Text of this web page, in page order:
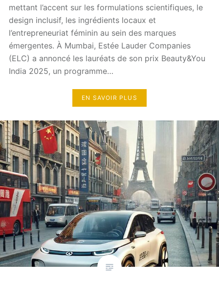
mettant l’accent sur les formulations scientifiques, le
design inclusif, les ingrédients locaux et
l’entrepreneuriat féminin au sein des marques
émergentes. À Mumbai, Estée Lauder Companies
(ELC) a annoncé les lauréats de son prix Beauty&You
India 2025, un programme…
EN SAVOIR PLUS